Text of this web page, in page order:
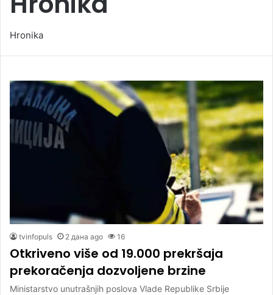
Hronika
tvinfopuls 2 дана ago 16
Otkriveno više od 19.000 prekršaja
prekoračenja dozvoljene brzine
Ministarstvo unutrašnjih poslova Vlade Republike Srbije